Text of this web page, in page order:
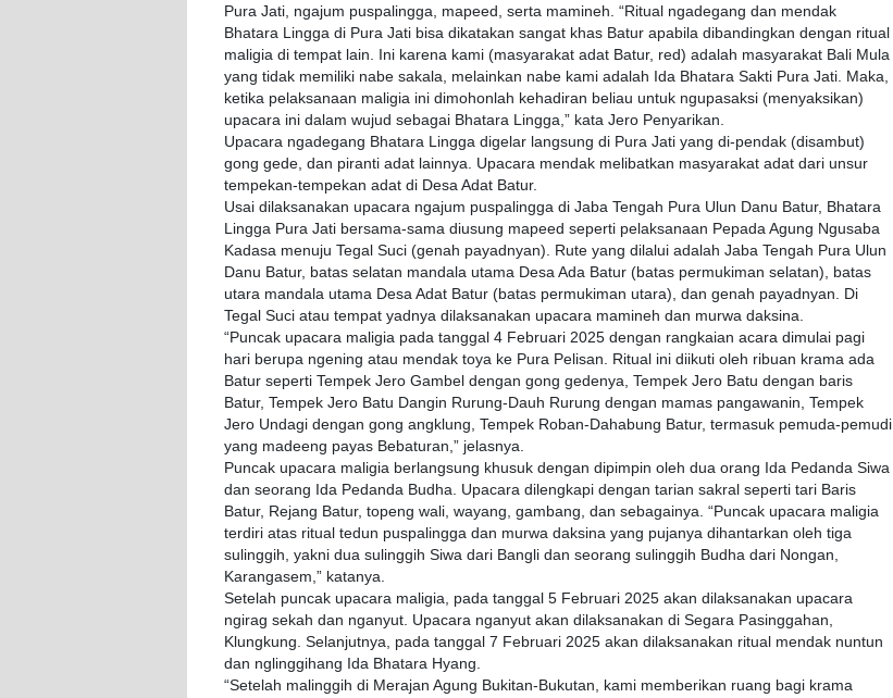
Pura Jati, ngajum puspalingga, mapeed, serta mamineh. “Ritual ngadegang dan mendak
Bhatara Lingga di Pura Jati bisa dikatakan sangat khas Batur apabila dibandingkan dengan ritual
maligia di tempat lain. Ini karena kami (masyarakat adat Batur, red) adalah masyarakat Bali Mula
yang tidak memiliki nabe sakala, melainkan nabe kami adalah Ida Bhatara Sakti Pura Jati. Maka,
ketika pelaksanaan maligia ini dimohonlah kehadiran beliau untuk ngupasaksi (menyaksikan)
upacara ini dalam wujud sebagai Bhatara Lingga,” kata Jero Penyarikan.
Upacara ngadegang Bhatara Lingga digelar langsung di Pura Jati yang di-pendak (disambut)
gong gede, dan piranti adat lainnya. Upacara mendak melibatkan masyarakat adat dari unsur
tempekan-tempekan adat di Desa Adat Batur.
Usai dilaksanakan upacara ngajum puspalingga di Jaba Tengah Pura Ulun Danu Batur, Bhatara
Lingga Pura Jati bersama-sama diusung mapeed seperti pelaksanaan Pepada Agung Ngusaba
Kadasa menuju Tegal Suci (genah payadnyan). Rute yang dilalui adalah Jaba Tengah Pura Ulun
Danu Batur, batas selatan mandala utama Desa Ada Batur (batas permukiman selatan), batas
utara mandala utama Desa Adat Batur (batas permukiman utara), dan genah payadnyan. Di
Tegal Suci atau tempat yadnya dilaksanakan upacara mamineh dan murwa daksina.
“Puncak upacara maligia pada tanggal 4 Februari 2025 dengan rangkaian acara dimulai pagi
hari berupa ngening atau mendak toya ke Pura Pelisan. Ritual ini diikuti oleh ribuan krama ada
Batur seperti Tempek Jero Gambel dengan gong gedenya, Tempek Jero Batu dengan baris
Batur, Tempek Jero Batu Dangin Rurung-Dauh Rurung dengan mamas pangawanin, Tempek
Jero Undagi dengan gong angklung, Tempek Roban-Dahabung Batur, termasuk pemuda-pemudi
yang madeeng payas Bebaturan,” jelasnya.
Puncak upacara maligia berlangsung khusuk dengan dipimpin oleh dua orang Ida Pedanda Siwa
dan seorang Ida Pedanda Budha. Upacara dilengkapi dengan tarian sakral seperti tari Baris
Batur, Rejang Batur, topeng wali, wayang, gambang, dan sebagainya. “Puncak upacara maligia
terdiri atas ritual tedun puspalingga dan murwa daksina yang pujanya dihantarkan oleh tiga
sulinggih, yakni dua sulinggih Siwa dari Bangli dan seorang sulinggih Budha dari Nongan,
Karangasem,” katanya.
Setelah puncak upacara maligia, pada tanggal 5 Februari 2025 akan dilaksanakan upacara
ngirag sekah dan nganyut. Upacara nganyut akan dilaksanakan di Segara Pasinggahan,
Klungkung. Selanjutnya, pada tanggal 7 Februari 2025 akan dilaksanakan ritual mendak nuntun
dan nglinggihang Ida Bhatara Hyang.
“Setelah malinggih di Merajan Agung Bukitan-Bukutan, kami memberikan ruang bagi krama